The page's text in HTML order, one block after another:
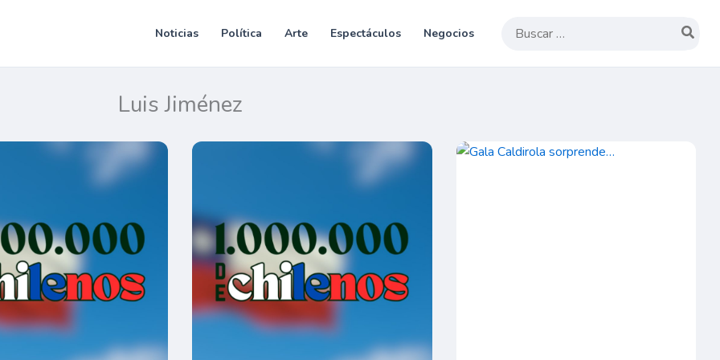
Noticias Política Arte Espectáculos Negocios
Buscar
por:
Luis Jiménez